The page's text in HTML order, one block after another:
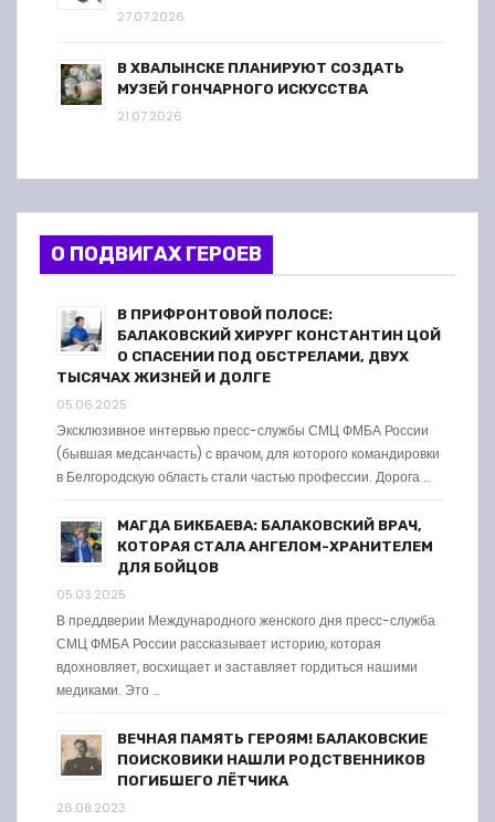
27.07.2026
В ХВАЛЫНСКЕ ПЛАНИРУЮТ СОЗДАТЬ
МУЗЕЙ ГОНЧАРНОГО ИСКУССТВА
21.07.2026
О ПОДВИГАХ ГЕРОЕВ
В ПРИФРОНТОВОЙ ПОЛОСЕ:
БАЛАКОВСКИЙ ХИРУРГ КОНСТАНТИН ЦОЙ
О СПАСЕНИИ ПОД ОБСТРЕЛАМИ, ДВУХ
ТЫСЯЧАХ ЖИЗНЕЙ И ДОЛГЕ
05.06.2025
Эксклюзивное интервью пресс-службы СМЦ ФМБА России
(бывшая медсанчасть) с врачом, для которого командировки
в Белгородскую область стали частью профессии. Дорога …
МАГДА БИКБАЕВА: БАЛАКОВСКИЙ ВРАЧ,
КОТОРАЯ СТАЛА АНГЕЛОМ-ХРАНИТЕЛЕМ
ДЛЯ БОЙЦОВ
05.03.2025
В преддверии Международного женского дня пресс-служба
СМЦ ФМБА России рассказывает историю, которая
вдохновляет, восхищает и заставляет гордиться нашими
медиками. Это …
ВЕЧНАЯ ПАМЯТЬ ГЕРОЯМ! БАЛАКОВСКИЕ
ПОИСКОВИКИ НАШЛИ РОДСТВЕННИКОВ
ПОГИБШЕГО ЛЁТЧИКА
26.08.2023